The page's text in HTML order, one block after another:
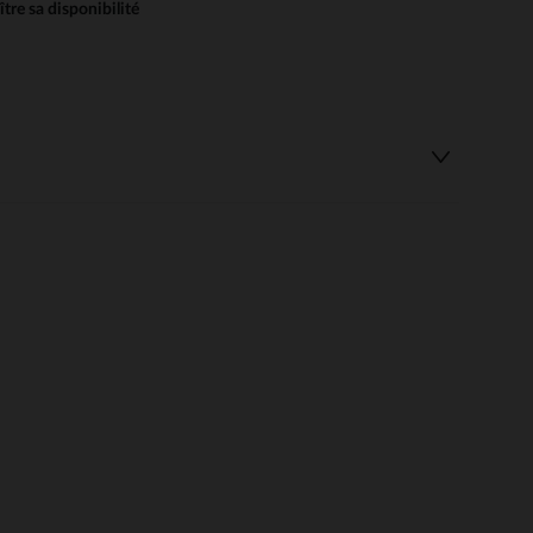
sa disponibilité